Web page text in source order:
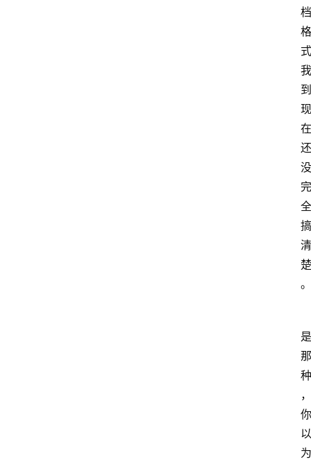
档
格
式
我
到
现
在
还
没
完
全
搞
清
楚
。
是
那
种
，
你
以
为